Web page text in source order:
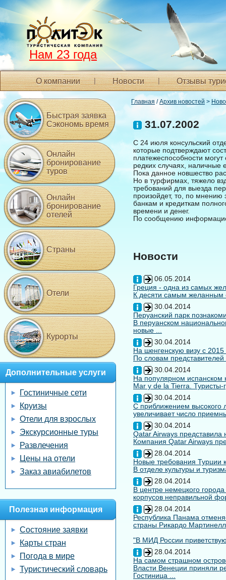
Нам 23 года
О компании Новости Отзывы
Главная /Архив новостей >
31.07.2002
С 24 июля консульский
которые подтверждают
платежеспособности могут
редких случаях, наличные
Пока данное новшество
Но в турфирмах, тяжело
требований для выезда
произойдет, то, по мнению
банкам и кредиткам
времени и денег.
По сообщению
Новости
06.05.2014
Греция - одна из самых
К десяти самым желанным
30.04.2014
Перуанский парк
В перуанском
новые ...
30.04.2014
На шенгенскую визу с 2015
По словам
30.04.2014
На популярном испанском
Mar y de la Tierra. Туристы-
30.04.2014
С приближением высокого
увеличивает число
30.04.2014
Qatar Airways
Компания Qatar Airways
28.04.2014
Новые требования Турции
В отделе культуры и
28.04.2014
В центре немецкого
корпусов неправильной
28.04.2014
Республика Панама
страны Рикардо
"В МИД России
28.04.2014
На самом страшном
Власти Венеции приняли
Гостиница ...
Быстрая заявка
Сэкономь время
Онлайн
бронирование
туров
Онлайн
бронирование
отелей
Страны
Отели
Курорты
Дополнительные услуги
Гостиничные сети
Круизы
Отели для взрослых
Экскурсионные туры
Развлечения
Цены на отели
Заказ авиабилетов
Полезная информация
Состояние заявки
Карты стран
Погода в мире
Туристический словарь